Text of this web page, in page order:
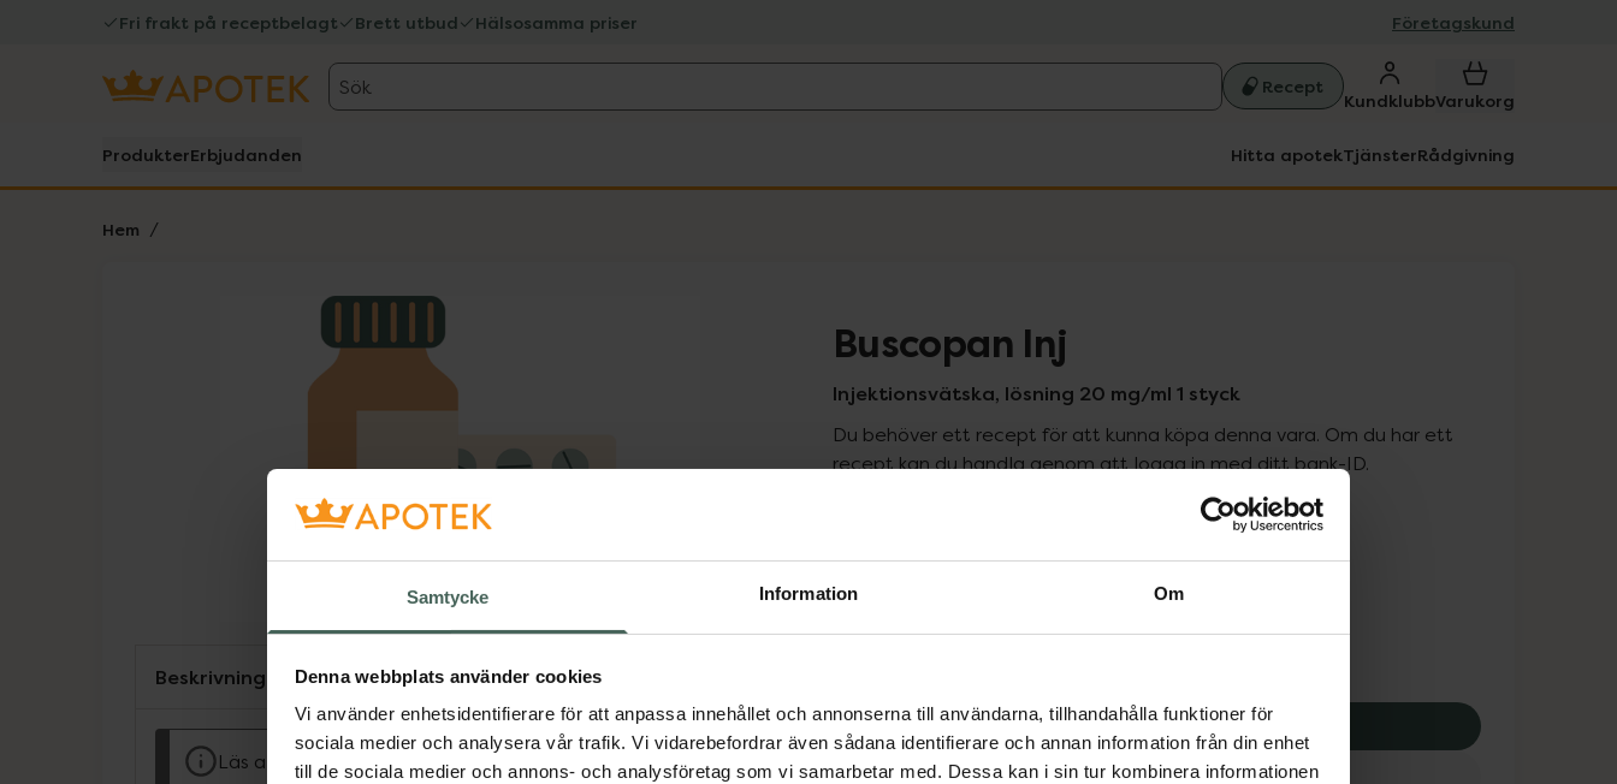
Samtycke Information Om
Denna webbplats använder cookies
Vi använder enhetsidentifierare för att anpassa innehållet och annonserna till användarna, tillhandahålla funktioner för
sociala medier och analysera vår trafik. Vi vidarebefordrar även sådana identifierare och annan information från din enhet
till de sociala medier och annons- och analysföretag som vi samarbetar med. Dessa kan i sin tur kombinera informationen
Fri frakt på receptbelagt Brett utbud Hälsosamma priser Företagskund
Sök Recept
KundklubbVarukorg
ProdukterErbjudanden Hitta apotekTjänsterRådgivning
Hem
Lista: . Innehåller 1 objekt. Buscopan Inj
Injektionsvätska, lösning 20 mg/ml 1 styck
Du behöver ett recept för att kunna köpa denna vara. Om du har ett
recept kan du handla genom att logga in med ditt bank-ID.
0 kr
Köp via ditt recept
Beskrivning
Läs alltid bipacksedeln innan användning.